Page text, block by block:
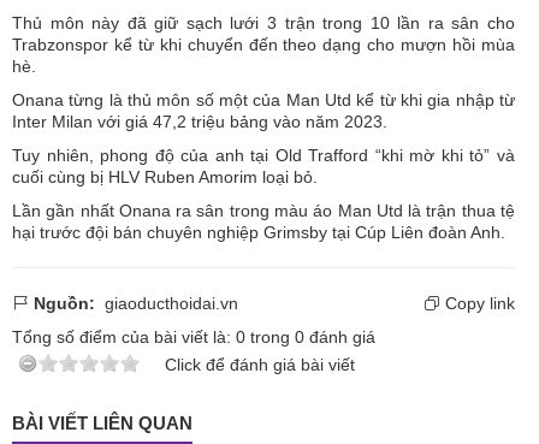
Thủ môn này đã giữ sạch lưới 3 trận trong 10 lần ra sân cho
Trabzonspor kể từ khi chuyển đến theo dạng cho mượn hồi mùa
hè.
Onana từng là thủ môn số một của Man Utd kể từ khi gia nhập từ
Inter Milan với giá 47,2 triệu bảng vào năm 2023.
Tuy nhiên, phong độ của anh tại Old Trafford “khi mờ khi tỏ” và
cuối cùng bị HLV Ruben Amorim loại bỏ.
Lần gần nhất Onana ra sân trong màu áo Man Utd là trận thua tệ
hại trước đội bán chuyên nghiệp Grimsby tại Cúp Liên đoàn Anh.
Nguồn: giaoducthoidai.vn
Copy link
Tổng số điểm của bài viết là: 0 trong 0 đánh giá
Click để đánh giá bài viết
BÀI VIẾT LIÊN QUAN